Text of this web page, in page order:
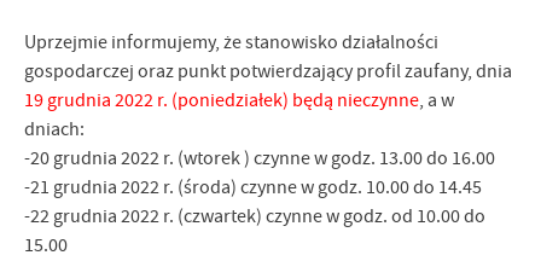
Uprzejmie informujemy, że stanowisko działalności
gospodarczej oraz punkt potwierdzający profil zaufany, dnia
19 grudnia 2022 r. (poniedziałek) będą nieczynne, a w
dniach:
-20 grudnia 2022 r. (wtorek ) czynne w godz. 13.00 do 16.00
-21 grudnia 2022 r. (środa) czynne w godz. 10.00 do 14.45
-22 grudnia 2022 r. (czwartek) czynne w godz. od 10.00 do
15.00